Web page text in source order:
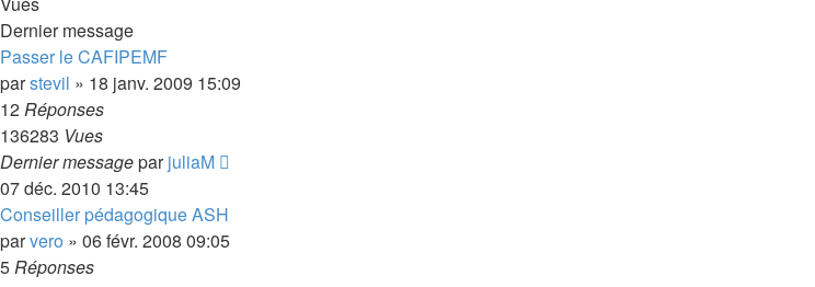
Dernier message
Passer le CAFIPEMF
parstevil » 18 janv. 2009 15:09
12Réponses
136283 Vues
Dernier messageparjuliaM
07 déc. 2010 13:45
Conseiller pédagogique ASH
parvero » 06 févr. 2008 09:05
5Réponses